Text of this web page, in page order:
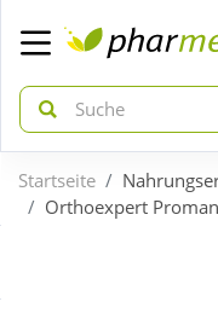
zurück
zurück
Startseite
Orthoexpert